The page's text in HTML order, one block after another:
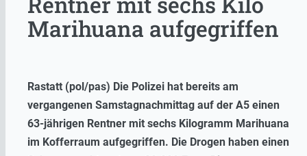
Marihuana aufgegriffen
Rastatt (pol/pas) Die Polizei hat bereits am
vergangenen Samstagnachmittag auf der A5 einen
63-jährigen Rentner mit sechs Kilogramm Marihuana
im Kofferraum aufgegriffen. Die Drogen haben einen